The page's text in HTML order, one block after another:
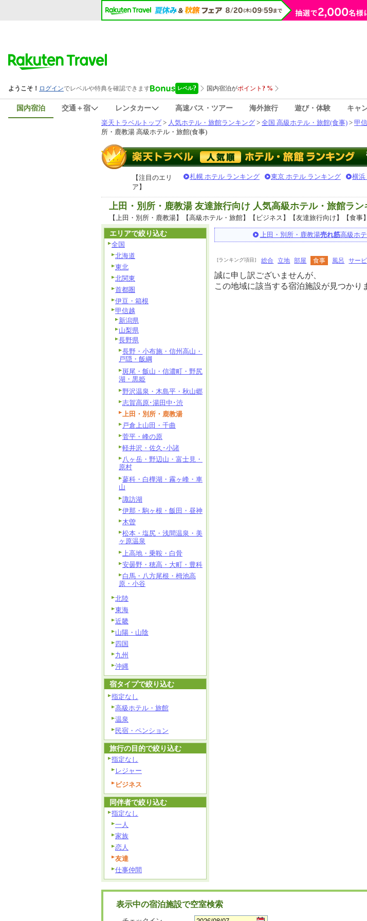
国内宿泊 交通＋宿 レンタカー 高速バス・ツアー 海外旅行 遊び・体験 キャ
楽天トラベルトップ> 人気ホテル・旅館ランキング > 全国 高級ホテル・旅館(食事) > 甲
所・鹿教湯 高級ホテル・旅館(食事)
【注目のエリ
ア】
札幌 ホテル ランキング 東京 ホテル ランキング 横浜
上田・別所・鹿教湯 友達旅行向け 人気高級ホテル・旅館ラン
【上田・別所・鹿教湯】【高級ホテル・旅館】【ビジネス】【友達旅行向け】【食事】
上田・別所・鹿教湯売れ筋高級ホ
[ランキング項目] 総合 立地 部屋 食事 風呂 サー
誠に申し訳ございませんが、
この地域に該当する宿泊施設が見つかり
エリアで絞り込む
全国
北海道
東北
北関東
首都圏
伊豆・箱根
甲信越
新潟県
山梨県
長野県
長野・小布施・信州高山・
戸隠・飯綱
斑尾・飯山・信濃町・野尻
湖・黒姫
野沢温泉・木島平・秋山郷
志賀高原･湯田中･渋
上田・別所・鹿教湯
戸倉上山田・千曲
菅平・峰の原
軽井沢・佐久･小諸
八ヶ岳・野辺山・富士見・
原村
蓼科・白樺湖・霧ヶ峰・車
山
諏訪湖
伊那・駒ヶ根・飯田・昼神
木曽
松本・塩尻・浅間温泉・美
ヶ原温泉
上高地・乗鞍・白骨
安曇野・穂高・大町・豊科
白馬・八方尾根・栂池高
原・小谷
北陸
東海
近畿
山陽・山陰
四国
九州
沖縄
宿タイプで絞り込む
指定なし
高級ホテル・旅館
温泉
民宿・ペンション
旅行の目的で絞り込む
指定なし
レジャー
ビジネス
同伴者で絞り込む
指定なし
一人
家族
恋人
友達
仕事仲間
表示中の宿泊施設で空室検索